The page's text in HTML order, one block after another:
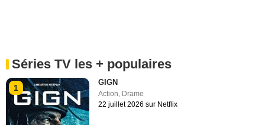
Séries TV les + populaires
1
GIGN
Action, Drame
22 juillet 2026 sur Netflix